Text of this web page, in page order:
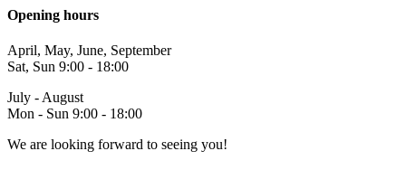
Opening hours
April, May, June, September
Sat, Sun 9:00 - 18:00
July - August
Mon - Sun 9:00 - 18:00
We are looking forward to seeing you!